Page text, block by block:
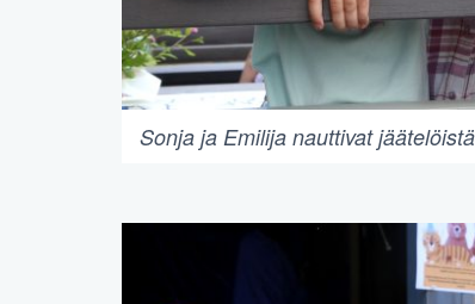
Sonja ja Emilija nauttivat